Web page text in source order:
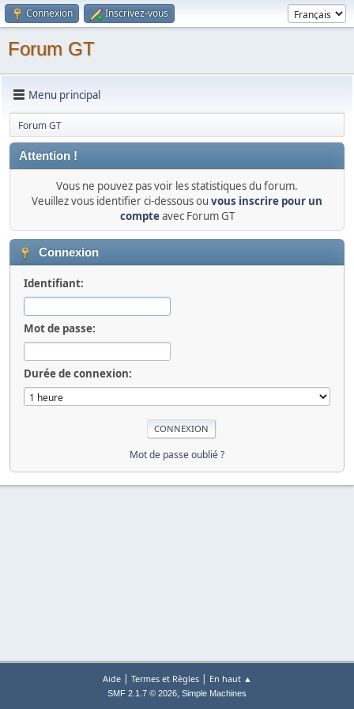
Connexion Inscrivez-vous
Forum GT
Menu principal
Forum GT
Attention !
Vous ne pouvez pas voir les statistiques du forum.
Veuillez vous identifier ci-dessous ou vous inscrire pour un
compteavec Forum GT
Connexion
Identifiant:
Mot de passe:
Durée de connexion:
Mot de passe oublié ?
Aide| Termes et Règles| En haut ▲
SMF 2.1.7 © 2026, Simple Machines